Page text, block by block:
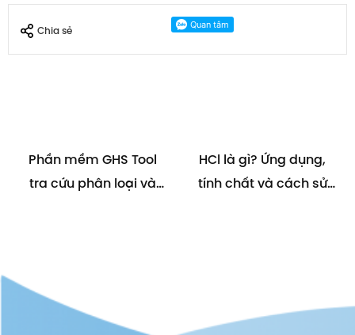
Chia sẻ
Phần mềm GHS Tool
tra cứu phân loại và
HCl là gì? Ứng dụng,
tính chất và cách sử